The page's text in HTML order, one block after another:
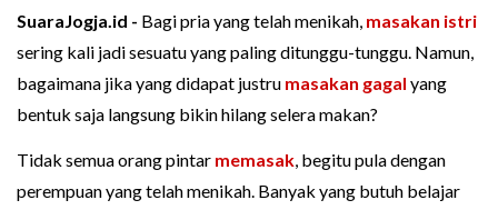
SuaraJogja.id - Bagi pria yang telah menikah, masakan istri
sering kali jadi sesuatu yang paling ditunggu-tunggu. Namun,
bagaimana jika yang didapat justru masakan gagal yang
bentuk saja langsung bikin hilang selera makan?
Tidak semua orang pintar memasak, begitu pula dengan
perempuan yang telah menikah. Banyak yang butuh belajar